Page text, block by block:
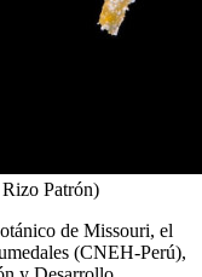
Patrón)
de Missouri, el
(CNEH-Perú),